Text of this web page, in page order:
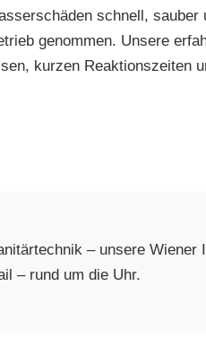
schnell,
genommen. Unsere
kurzen Reaktionszeiten
– unsere
– rund um die Uhr.